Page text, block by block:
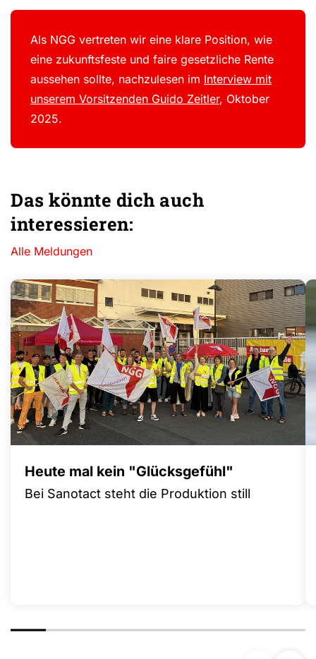
Als NGG vertreten wir eine klare Position, wie
eine zukunftsfeste und faire gesetzliche Rente
aussehen sollte, nachzulesen im Interview mit
unserem Vorsitzenden Guido Zeitler, Oktober
2025.
Das könnte dich auch
interessieren:
Alle Meldungen
Heute mal kein "Glücksgefühl"
Bei Sanotact steht die Produktion still